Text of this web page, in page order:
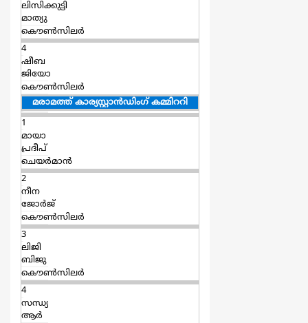
ലിസിക്കുട്ടി
മാത്യു
കൌൺസിലർ
4
ഷീബ
ജിയോ
കൌൺസിലർ
മരാമത്ത് കാര്യസ്റ്റാന്‍ഡിംഗ് കമ്മിററി
1
മായാ
പ്രദീപ്
ചെയര്‍മാന്‍
2
നീന
ജോർജ്‌
കൌൺസിലർ
3
ലിജി
ബിജു
കൌൺസിലർ
4
സന്ധ്യ
ആര്‍